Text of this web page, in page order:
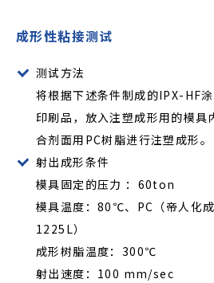
成形性粘接测试
测试方法
将根据下述条件制成的IPX-HF
印刷品，放入注塑成形用的模具
合剂面用PC树脂进行注塑成形。
射出成形条件
模具固定的压力 ：60ton
模具温度：80℃、PC（帝人化
1225L）
成形树脂温度：300℃
射出速度：100 mm/sec